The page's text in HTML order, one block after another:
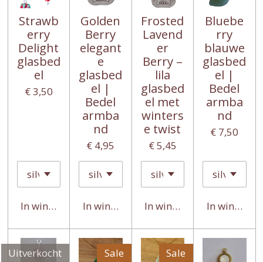
Strawb
erry
Delight
glasbed
el
€ 3,50
In winkelwagen
Golden
Berry
elegant
e
glasbed
el |
Bedel
armba
nd
€ 4,95
In winkelwagen
Frosted
Lavend
er
Berry –
lila
glasbed
el met
winters
e twist
€ 5,45
In winkelwagen
Bluebe
rry
blauwe
glasbed
el |
Bedel
armba
nd
€ 7,50
In
Uitverkocht Sale Sale